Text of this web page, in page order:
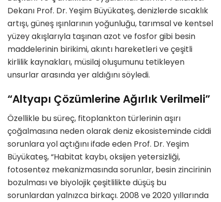
Dekanı Prof. Dr. Yeşim Büyükateş, denizlerde sıcaklık
artışı, güneş ışınlarının yoğunluğu, tarımsal ve kentsel
yüzey akışlarıyla taşınan azot ve fosfor gibi besin
maddelerinin birikimi, akıntı hareketleri ve çeşitli
kirlilik kaynakları, müsilaj oluşumunu tetikleyen
unsurlar arasında yer aldığını söyledi.
“Altyapı Çözümlerine Ağırlık Verilmeli”
Özellikle bu süreç, fitoplankton türlerinin aşırı
çoğalmasına neden olarak deniz ekosisteminde ciddi
sorunlara yol açtığını ifade eden Prof. Dr. Yeşim
Büyükateş, “Habitat kaybı, oksijen yetersizliği,
fotosentez mekanizmasında sorunlar, besin zincirinin
bozulması ve biyolojik çeşitlilikte düşüş bu
sorunlardan yalnızca birkaçı. 2008 ve 2020 yıllarında